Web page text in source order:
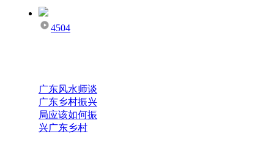
4504
广东风水师谈
广东乡村振兴
局应该如何振
兴广东乡村